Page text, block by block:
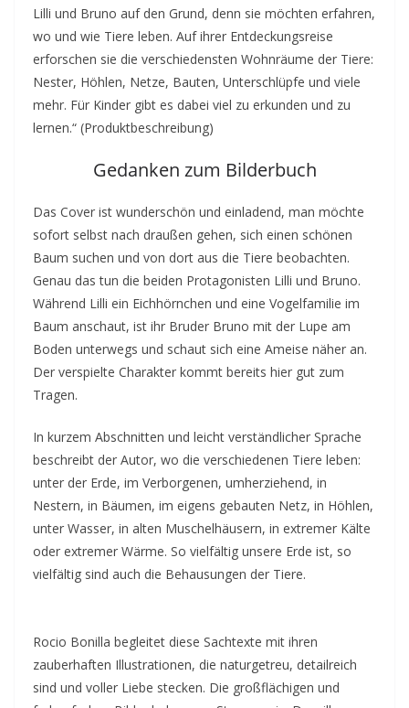
Lilli und Bruno auf den Grund, denn sie möchten erfahren,
wo und wie Tiere leben. Auf ihrer Entdeckungsreise
erforschen sie die verschiedensten Wohnräume der Tiere:
Nester, Höhlen, Netze, Bauten, Unterschlüpfe und viele
mehr. Für Kinder gibt es dabei viel zu erkunden und zu
lernen.“ (Produktbeschreibung)
Gedanken zum Bilderbuch
Das Cover ist wunderschön und einladend, man möchte
sofort selbst nach draußen gehen, sich einen schönen
Baum suchen und von dort aus die Tiere beobachten.
Genau das tun die beiden Protagonisten Lilli und Bruno.
Während Lilli ein Eichhörnchen und eine Vogelfamilie im
Baum anschaut, ist ihr Bruder Bruno mit der Lupe am
Boden unterwegs und schaut sich eine Ameise näher an.
Der verspielte Charakter kommt bereits hier gut zum
Tragen.
In kurzem Abschnitten und leicht verständlicher Sprache
beschreibt der Autor, wo die verschiedenen Tiere leben:
unter der Erde, im Verborgenen, umherziehend, in
Nestern, in Bäumen, im eigens gebauten Netz, in Höhlen,
unter Wasser, in alten Muschelhäusern, in extremer Kälte
oder extremer Wärme. So vielfältig unsere Erde ist, so
vielfältig sind auch die Behausungen der Tiere.
Rocio Bonilla begleitet diese Sachtexte mit ihren
zauberhaften Illustrationen, die naturgetreu, detailreich
sind und voller Liebe stecken. Die großflächigen und